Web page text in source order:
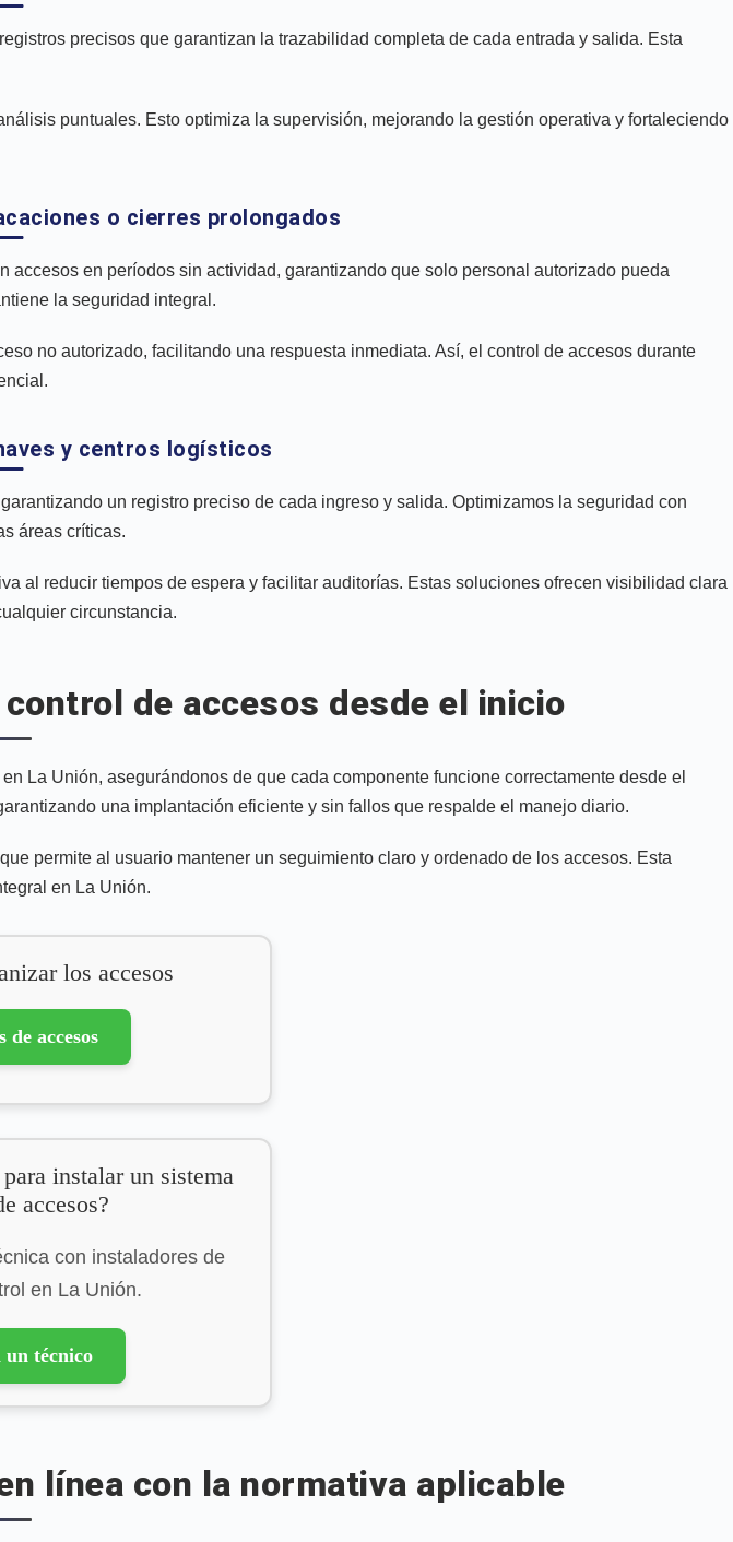
precisos que garantizan la trazabilidad completa de cada entrada y salida. Esta
puntuales. Esto optimiza la supervisión, mejorando la gestión operativa y fortaleciendo
o cierres prolongados
en períodos sin actividad, garantizando que solo personal autorizado pueda
la seguridad integral.
no autorizado, facilitando una respuesta inmediata. Así, el control de accesos durante
y centros logísticos
un registro preciso de cada ingreso y salida. Optimizamos la seguridad con
áreas críticas.
al reducir tiempos de espera y facilitar auditorías. Estas soluciones ofrecen visibilidad clara
circunstancia.
de accesos desde el inicio
La Unión, asegurándonos de que cada componente funcione correctamente desde el
una implantación eficiente y sin fallos que respalde el manejo diario.
permite al usuario mantener un seguimiento claro y ordenado de los accesos. Esta
en La Unión.
los accesos
de accesos
instalar un sistema
accesos?
con instaladores de
en La Unión.
técnico
línea con la normativa aplicable